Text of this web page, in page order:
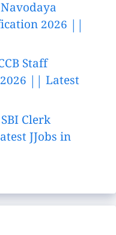
2026 ||
Staff
|| Latest
Clerk
JJobs in